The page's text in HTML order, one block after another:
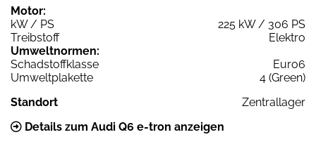
Motor:
kW / PS
225 kW / 306 PS
Treibstoff
Elektro
Umweltnormen:
Schadstoffklasse
Euro6
Umweltplakette
4 (Green)
Standort
Zentrallager
Details zum Audi Q6 e-tron anzeigen